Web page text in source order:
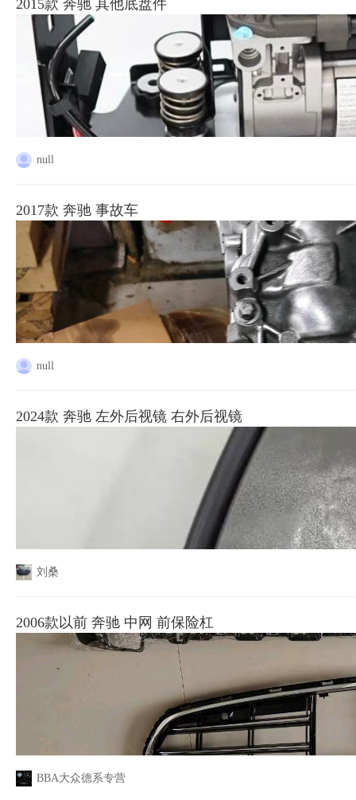
2015款 奔驰 其他底盘件
null
2017款 奔驰 事故车
null
2024款 奔驰 左外后视镜 右外后视镜
刘桑
2006款以前 奔驰 中网 前保险杠
BBA大众德系专营